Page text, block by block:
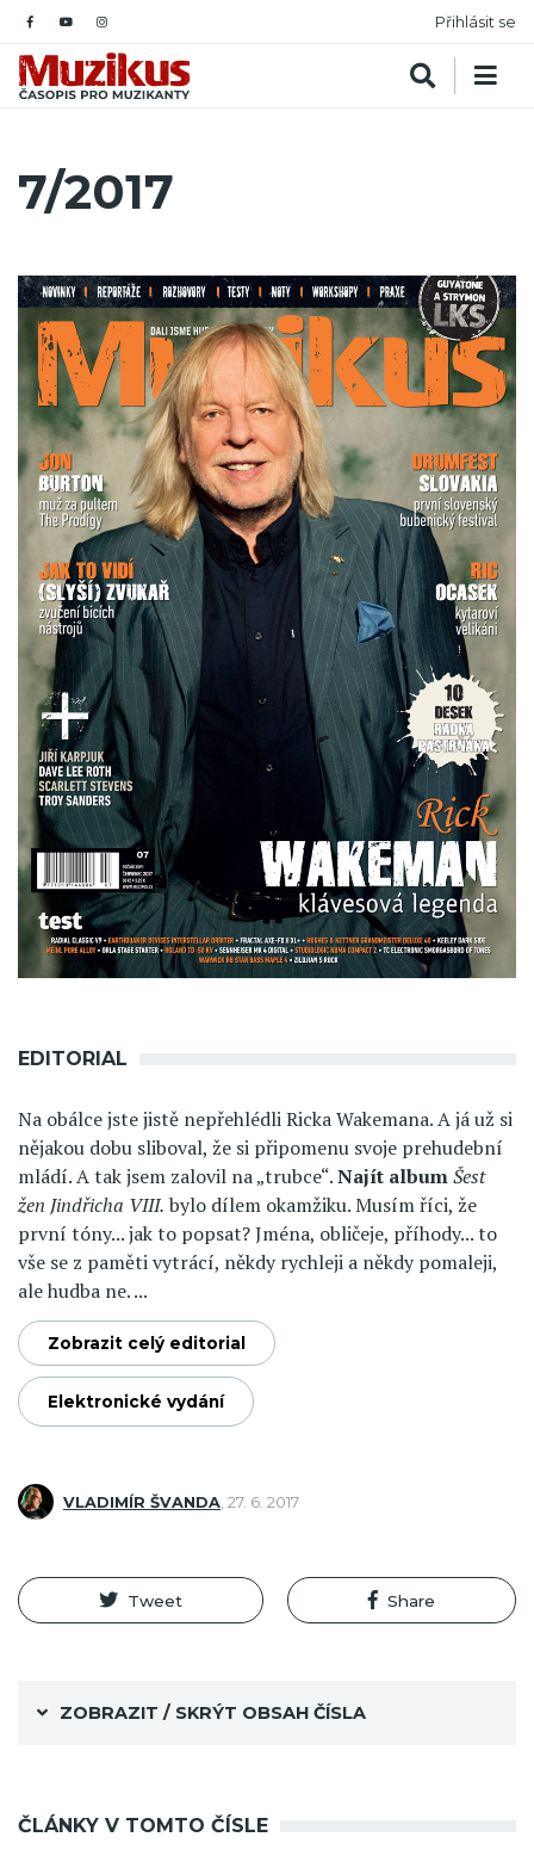
Přihlásit se
7/2017
EDITORIAL
Na obálce jste jistě nepřehlédli Ricka Wakemana. A já už si
nějakou dobu sliboval, že si připomenu svoje prehudební
mládí. A tak jsem zalovil na „trubce“.Najít albumŠest
žen Jindřicha VIII. bylo dílem okamžiku. Musím říci, že
první tóny... jak to popsat? Jména, obličeje, příhody... to
vše se z paměti vytrácí, někdy rychleji a někdy pomaleji,
ale hudba ne. ...
Zobrazit celý editorial
Elektronické vydání
VLADIMÍR ŠVANDA 27. 6. 2017
Tweet Share
ZOBRAZIT / SKRÝT OBSAH ČÍSLA
ČLÁNKY V TOMTO ČÍSLE